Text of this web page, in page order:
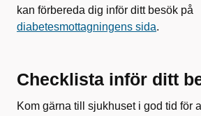
kan förbereda dig inför ditt besök på
diabetesmottagningens sida.
Checklista inför ditt
Kom gärna till sjukhuset i god tid för